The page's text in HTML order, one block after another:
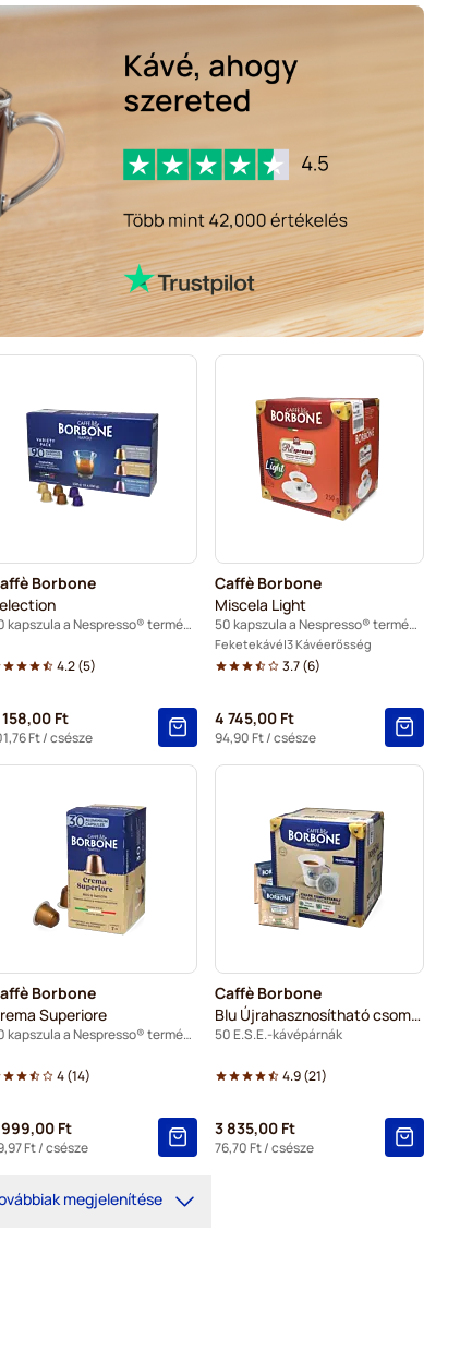
kávéfőzőkhöz
Borbone
90 kapszula a Nespresso® termékhez
4.2(5)
Ft
Ft/ csésze
Caffè Borbone
Miscela Light
50 kapszula a Nespresso® termékhez
Feketekávé 3 Kávéerősség
3.7(6)
4 745,00 Ft
94,90 Ft/ csésze
Borbone
Superiore
30 kapszula a Nespresso® termékhez
4(14)
Ft
Ft/ csésze
Caffè Borbone
Blu Újrahasznosítható csomagolás
50 E.S.E.-kávépárnák
4.9(21)
3 835,00 Ft
76,70 Ft/ csésze
megjelenítése